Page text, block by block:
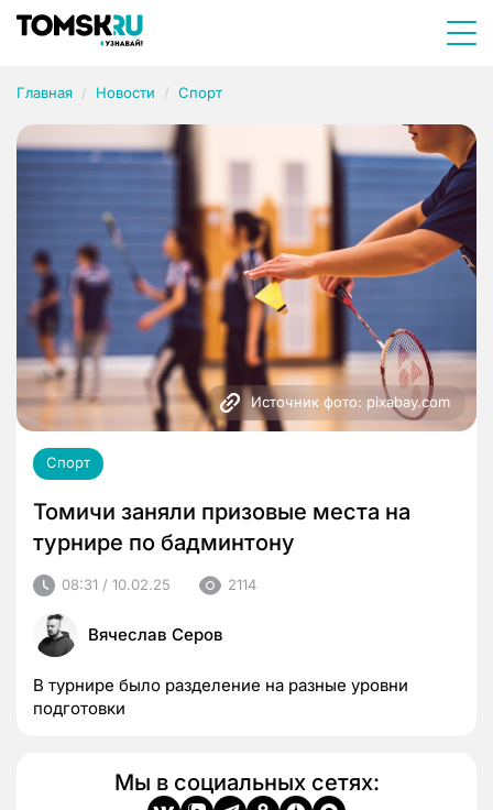
Главная Новости Спорт
Источник фото: pixabay.com
Спорт
Томичи заняли призовые места на
турнире по бадминтону
08:31 / 10.02.25 2114
Вячеслав Серов
В турнире было разделение на разные уровни
подготовки
Мы в социальных сетях: